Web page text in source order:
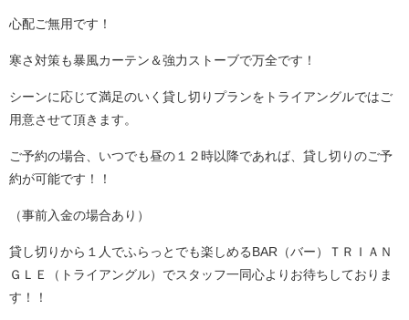
心配ご無用です！
寒さ対策も暴風カーテン＆強力ストーブで万全です！
シーンに応じて満足のいく貸し切りプランをトライアングルではご
用意させて頂きます。
ご予約の場合、いつでも昼の１２時以降であれば、貸し切りのご予
約が可能です！！
（事前入金の場合あり）
貸し切りから１人でふらっとでも楽しめるBAR（バー）ＴＲＩＡＮ
ＧＬＥ（トライアングル）でスタッフ一同心よりお待ちしておりま
す！！